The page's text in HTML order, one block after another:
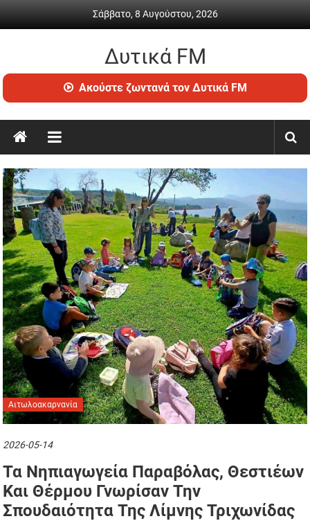
Σάββατο, 8 Αυγούστου, 2026
Δυτικά FM
Ραδιόφωνο
•
ενημέρωση
Ακούστε ζωντανά τον Δυτικά FM
Αιτωλοακαρνανία
2026-05-14
Τα Νηπιαγωγεία Παραβόλας, Θεστιέων
Και Θέρμου Γνωρίσαν Την
Σπουδαιότητα Της Λίμνης Τριχωνίδας